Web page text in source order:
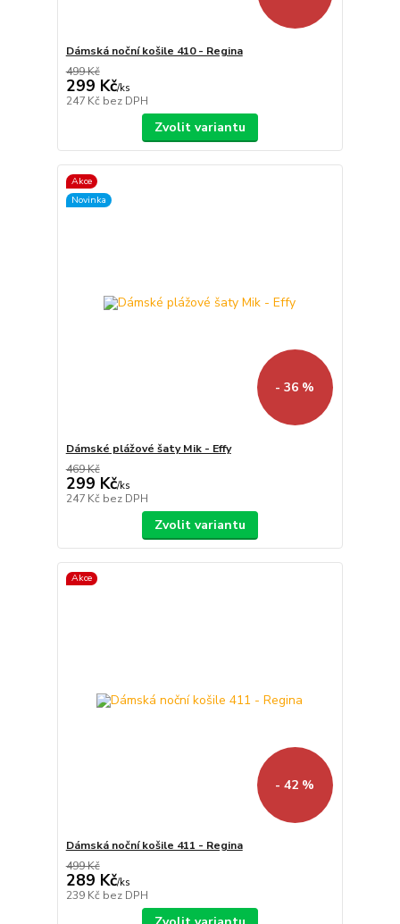
Dámská noční košile 410 - Regina
499 Kč
299 Kč/ks
247 Kč bez DPH
Zvolit variantu
Akce
Novinka
- 36 %
Dámské plážové šaty Mik - Effy
469 Kč
299 Kč/ks
247 Kč bez DPH
Zvolit variantu
Akce
- 42 %
Dámská noční košile 411 - Regina
499 Kč
289 Kč/ks
239 Kč bez DPH